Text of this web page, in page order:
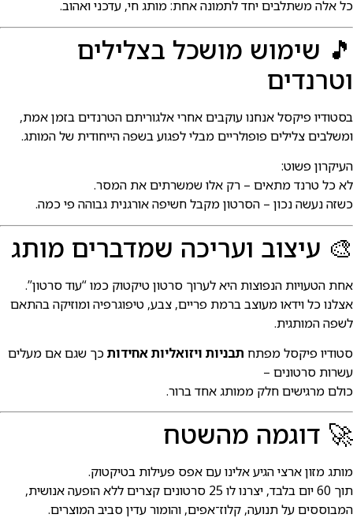
כל אלה משתלבים יחד לתמונה אחת: מותג חי, עדכני ואהוב.
🎵 שימוש מושכל בצלילים
וטרנדים
בסטודיו פיקסל אנחנו עוקבים אחרי אלגוריתם הטרנדים בזמן אמת,
ומשלבים צלילים פופולריים מבלי לפגוע בשפה הייחודית של המותג.
העיקרון פשוט:
לא כל טרנד מתאים – רק אלו שמשרתים את המסר.
כשזה נעשה נכון – הסרטון מקבל חשיפה אורגנית גבוהה פי כמה.
🎨 עיצוב ועריכה שמדברים מותג
אחת הטעויות הנפוצות היא לערוך סרטון טיקטוק כמו “עוד סרטון”.
אצלנו כל וידאו מעוצב ברמת פריים, צבע, טיפוגרפיה ומוזיקה בהתאם
לשפה המותגית.
סטודיו פיקסל מפתח תבניות ויזואליות אחידותכך שגם אם מעלים
עשרות סרטונים –
כולם מרגישים חלק ממותג אחד ברור.
🚀 דוגמה מהשטח
מותג מזון ארצי הגיע אלינו עם אפס פעילות בטיקטוק.
תוך 60 יום בלבד, יצרנו לו 25 סרטונים קצרים ללא הופעה אנושית,
המבוססים על תנועה, קלוז־אפים, והומור עדין סביב המוצרים.